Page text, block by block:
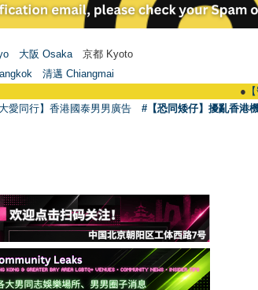
大阪 Osaka 京都 Kyoto
清邁 Chiangmai
【
愛同行】香港國泰男男廣告 #【恐同矮仔】擾亂香港